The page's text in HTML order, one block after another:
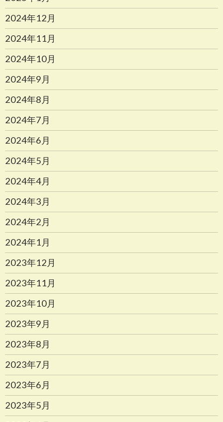
2024年12月
2024年11月
2024年10月
2024年9月
2024年8月
2024年7月
2024年6月
2024年5月
2024年4月
2024年3月
2024年2月
2024年1月
2023年12月
2023年11月
2023年10月
2023年9月
2023年8月
2023年7月
2023年6月
2023年5月